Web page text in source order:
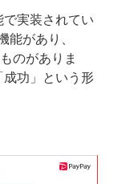
実装されてい
があり、
のがありま
功」という形